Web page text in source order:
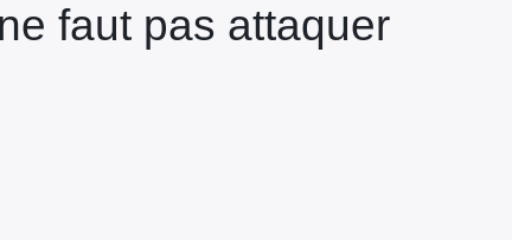
faut pas attaquer